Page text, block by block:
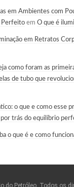
em Ambientes com
Perfeito em O que é
em Retratos
como foram as
de tubo que
o que e como esse
trás do equilíbrio
o que é e como
do Petróleo. Todos os